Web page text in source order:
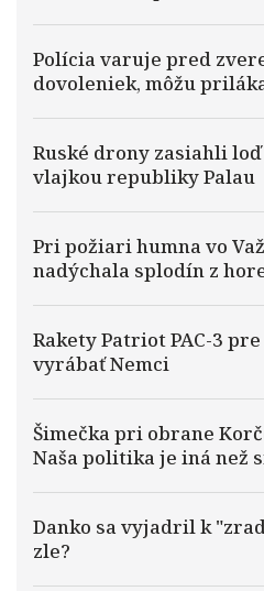
Polícia varuje pred
dovoleniek, môžu
Ruské drony zasiahli
vlajkou republiky Palau
Pri požiari humna vo
nadýchala splodín z
Rakety Patriot PAC-3
vyrábať Nemci
Šimečka pri obrane
Naša politika je iná než
Danko sa vyjadril k
zle?